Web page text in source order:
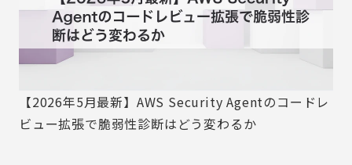
【2026年5月最新】AWS Security Agentのコードレ
ビュー拡張で脆弱性診断はどう変わるか